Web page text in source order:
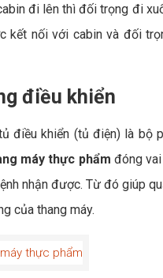
đi lên thì đối trọng đi
kết nối với cabin và đối
điều khiển
điều khiển (tủ điện) là bộ
máy thực phẩm đóng
nhận được. Từ đó giúp
của thang máy.